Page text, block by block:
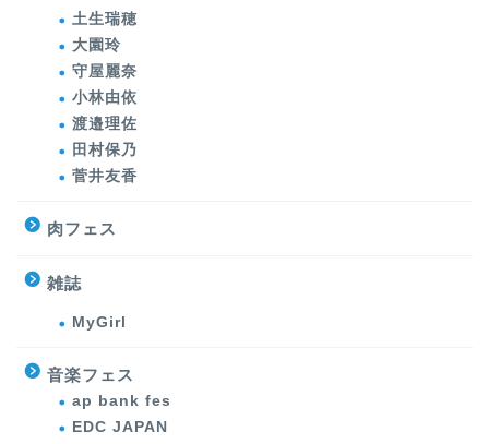
土生瑞穂
大園玲
守屋麗奈
小林由依
渡邉理佐
田村保乃
菅井友香
肉フェス
雑誌
MyGirl
音楽フェス
ap bank fes
EDC JAPAN